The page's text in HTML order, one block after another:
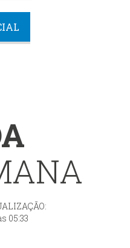
05:33